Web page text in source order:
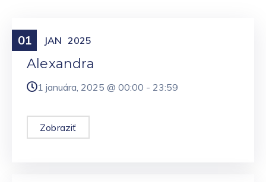
01 JAN 2025
Meniny
Alexandra
1 januára, 2025 @ 00:00 - 23:59
Zobraziť